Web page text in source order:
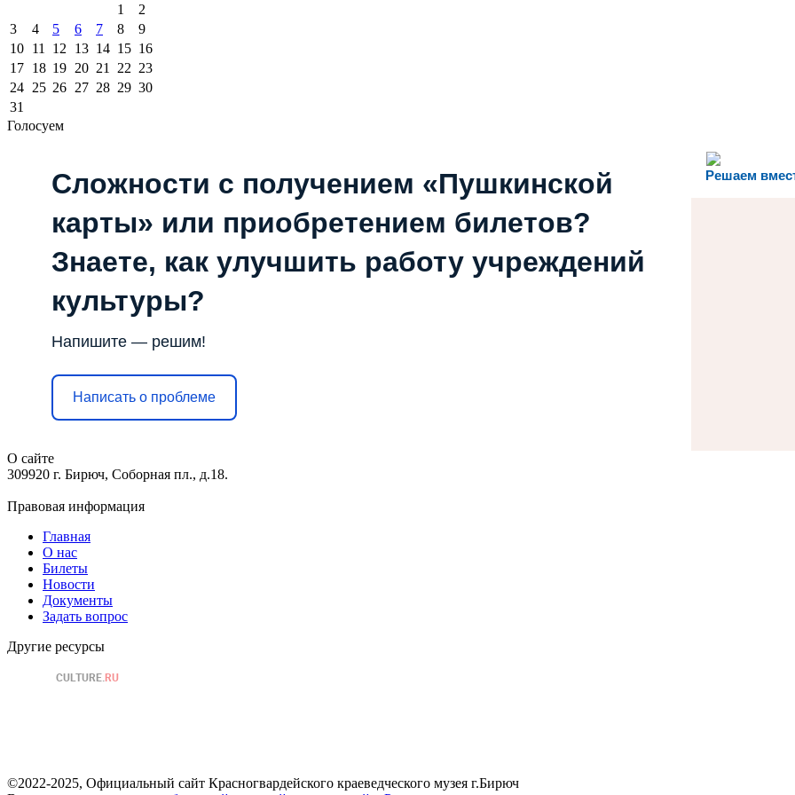
1
2
3
4 5 6 7 8
9
10 11 12 13 14 15 16
17 18 19 20 21 22 23
24 25 26 27 28 29 30
31
Голосуем
Решаем
Сложности с получением «Пушкинской
карты» или приобретением билетов?
Знаете, как улучшить работу учреждений
культуры?
Напишите — решим!
Написать о проблеме
О сайте
309920 г. Бирюч, Соборная пл., д.18.
Правовая информация
Главная
О нас
Билеты
Новости
Документы
Задать вопрос
Другие ресурсы
©2022-2025, Официальный сайт Красногвардейского краеведческого музея г.Бирюч